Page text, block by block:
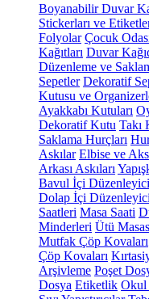
Boyanabilir Duvar
Stickerları ve
Folyolar Çocuk
Kağıtları Duvar
Düzenleme ve
Sepetler Dekoratif
Kutusu ve
Ayakkabı Kutuları
Dekoratif Kutu Takı
Saklama Hurçları
Askılar Elbise ve
Arkası Askıları
Bavul İçi Düzenleyici
Dolap İçi Düzenleyici
Saatleri Masa Saati
Minderleri Ütü
Mutfak Çöp Kovaları
Çöp Kovaları
Arşivleme Poşet
Dosya Etiketlik Okul